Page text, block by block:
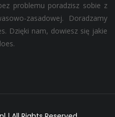
problemu poradzisz sobie z
zasadowej. Doradzamy
Dzięki nam, dowiesz się jakie